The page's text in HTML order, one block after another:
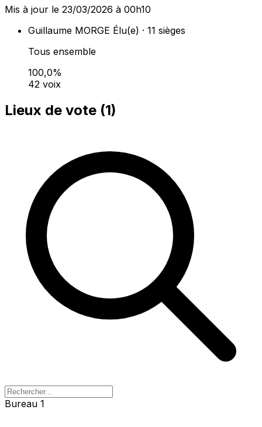
Mis à jour le 23/03/2026 à 00h10
Guillaume MORGE Élu(e) · 11 sièges
Tous ensemble
100,0%
42 voix
Lieux de vote (1)
Bureau 1